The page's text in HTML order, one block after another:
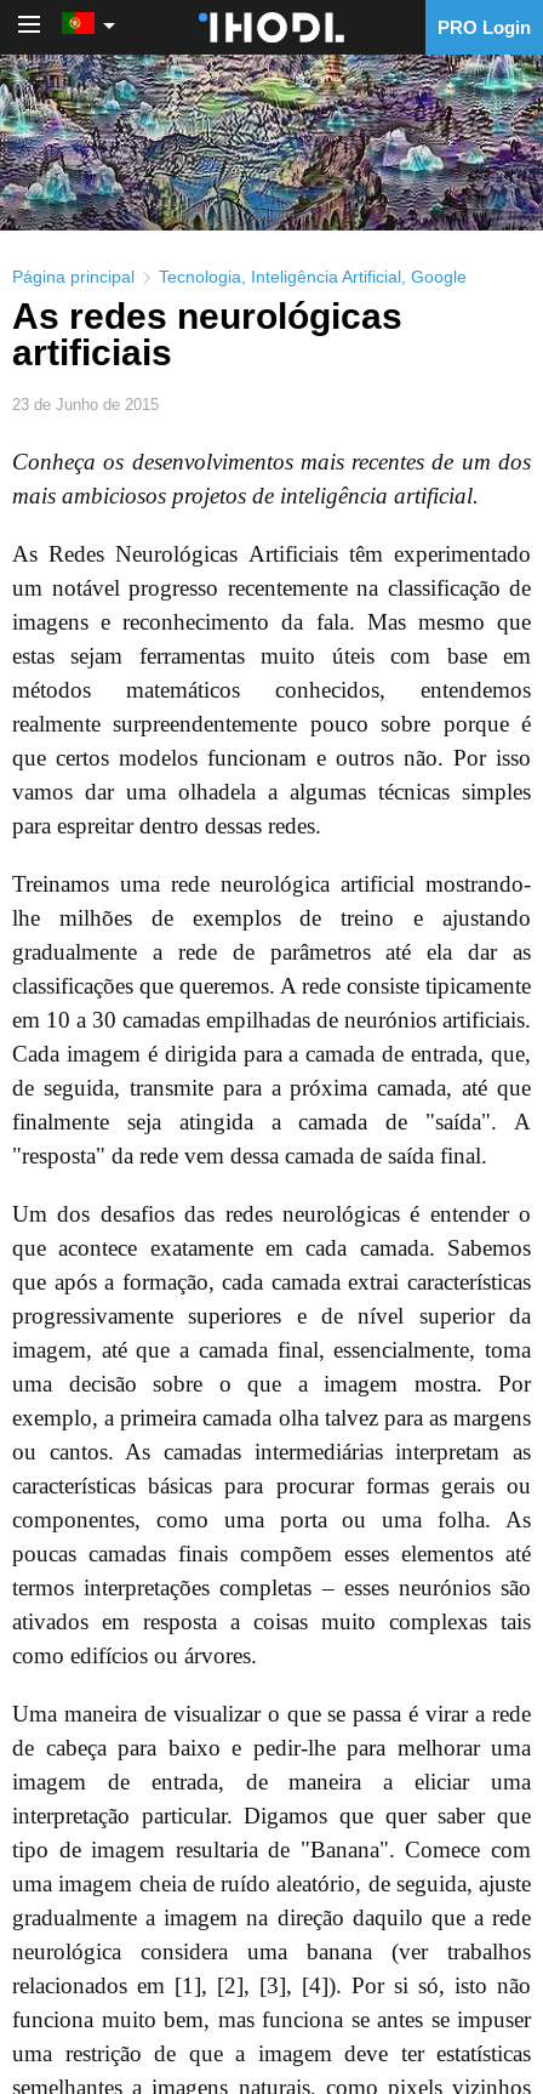
PRO Login
Página principal Tecnologia Inteligência Artificial Google
As redes neurológicas
artificiais
23 de Junho de 2015
Conheça os desenvolvimentos mais recentes de um dos
mais ambiciosos projetos de inteligência artificial.
As Redes Neurológicas Artificiais têm experimentado
um notável progresso recentemente na classificação de
imagens e reconhecimento da fala. Mas mesmo que
estas sejam ferramentas muito úteis com base em
métodos matemáticos conhecidos, entendemos
realmente surpreendentemente pouco sobre porque é
que certos modelos funcionam e outros não. Por isso
vamos dar uma olhadela a algumas técnicas simples
para espreitar dentro dessas redes.
Treinamos uma rede neurológica artificial mostrando-
lhe milhões de exemplos de treino e ajustando
gradualmente a rede de parâmetros até ela dar as
classificações que queremos. A rede consiste tipicamente
em 10 a 30 camadas empilhadas de neurónios artificiais.
Cada imagem é dirigida para a camada de entrada, que,
de seguida, transmite para a próxima camada, até que
finalmente seja atingida a camada de "saída". A
"resposta" da rede vem dessa camada de saída final.
Um dos desafios das redes neurológicas é entender o
que acontece exatamente em cada camada. Sabemos
que após a formação, cada camada extrai características
progressivamente superiores e de nível superior da
imagem, até que a camada final, essencialmente, toma
uma decisão sobre o que a imagem mostra. Por
exemplo, a primeira camada olha talvez para as margens
ou cantos. As camadas intermediárias interpretam as
características básicas para procurar formas gerais ou
componentes, como uma porta ou uma folha. As
poucas camadas finais compõem esses elementos até
termos interpretações completas – esses neurónios são
ativados em resposta a coisas muito complexas tais
como edifícios ou árvores.
Uma maneira de visualizar o que se passa é virar a rede
de cabeça para baixo e pedir-lhe para melhorar uma
imagem de entrada, de maneira a eliciar uma
interpretação particular. Digamos que quer saber que
tipo de imagem resultaria de "Banana". Comece com
uma imagem cheia de ruído aleatório, de seguida, ajuste
gradualmente a imagem na direção daquilo que a rede
neurológica considera uma banana (ver trabalhos
relacionados em [1], [2], [3], [4]). Por si só, isto não
funciona muito bem, mas funciona se antes se impuser
uma restrição de que a imagem deve ter estatísticas
semelhantes a imagens naturais, como pixels vizinhos